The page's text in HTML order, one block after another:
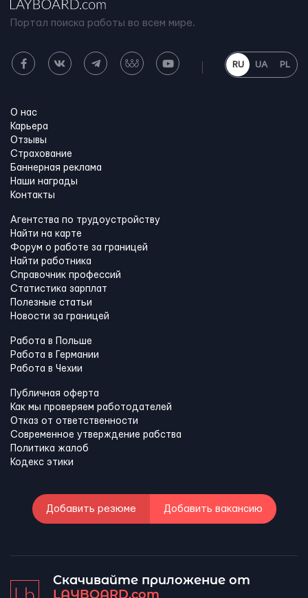
Портал поиска работы во всем мире.
RU UA PL
О нас
Карьера
Отзывы
Страхование
Баннерная реклама
Наши награды
Контакты
Агентства по трудоустройству
Найти на карте
Форум о работе за границей
Найти работника
Справочник профессий
Статистика зарплат
Полезные статьи
Новости за границей
Работа в Польше
Работа в Германии
Работа в Чехии
Публичная оферта
Как мы проверяем работодателей
Отказ от ответственности
Современное утверждение рабства
Политика жалоб
Кодекс этики
Добавить резюме Добавить вакансию
Скачивайте приложение от
LAYBOARD.com